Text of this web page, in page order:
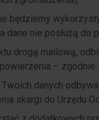
będziemy
dane nie posłużą do
drogą mailową,
– zgodnie
danych
skargi do Urzędu